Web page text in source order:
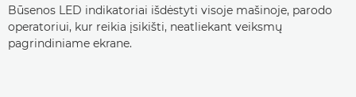
Būsenos LED indikatoriai išdėstyti visoje mašinoje, parodo
operatoriui, kur reikia įsikišti, neatliekant veiksmų
pagrindiniame ekrane.